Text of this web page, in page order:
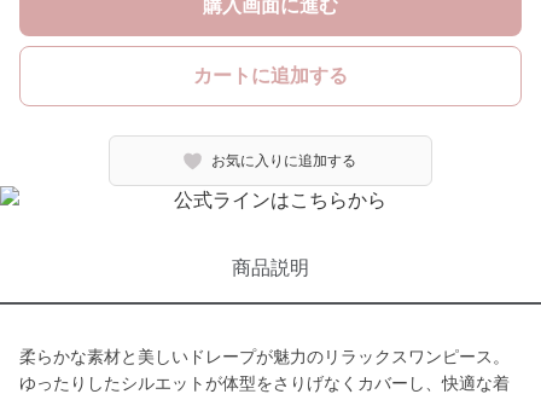
購入画面に進む
カートに追加する
お気に入りに追加する
商品説明
柔らかな素材と美しいドレープが魅力のリラックスワンピース。
ゆったりしたシルエットが体型をさりげなくカバーし、快適な着